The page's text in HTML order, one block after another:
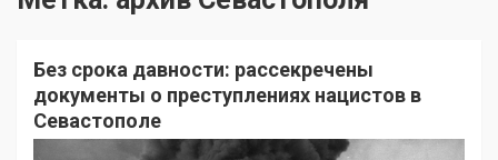
Без срока давности: рассекречены
документы о преступлениях нацистов в
Севастополе